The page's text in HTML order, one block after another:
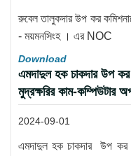
রুবেল তালুকদার উপ কর
- ময়মনসিংহ । এর NOC
Download
এমদাদুল হক চাকদার উপ কর
মুদ্রক্ষরির কাম-কম্পিউটার
2024-09-01
এমদাদুল হক চাকদার উপ কর